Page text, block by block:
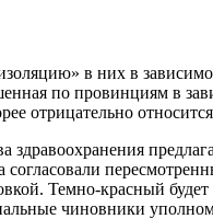
в них в
по провинциям в
отрицательно
Темно-красный
чиновники